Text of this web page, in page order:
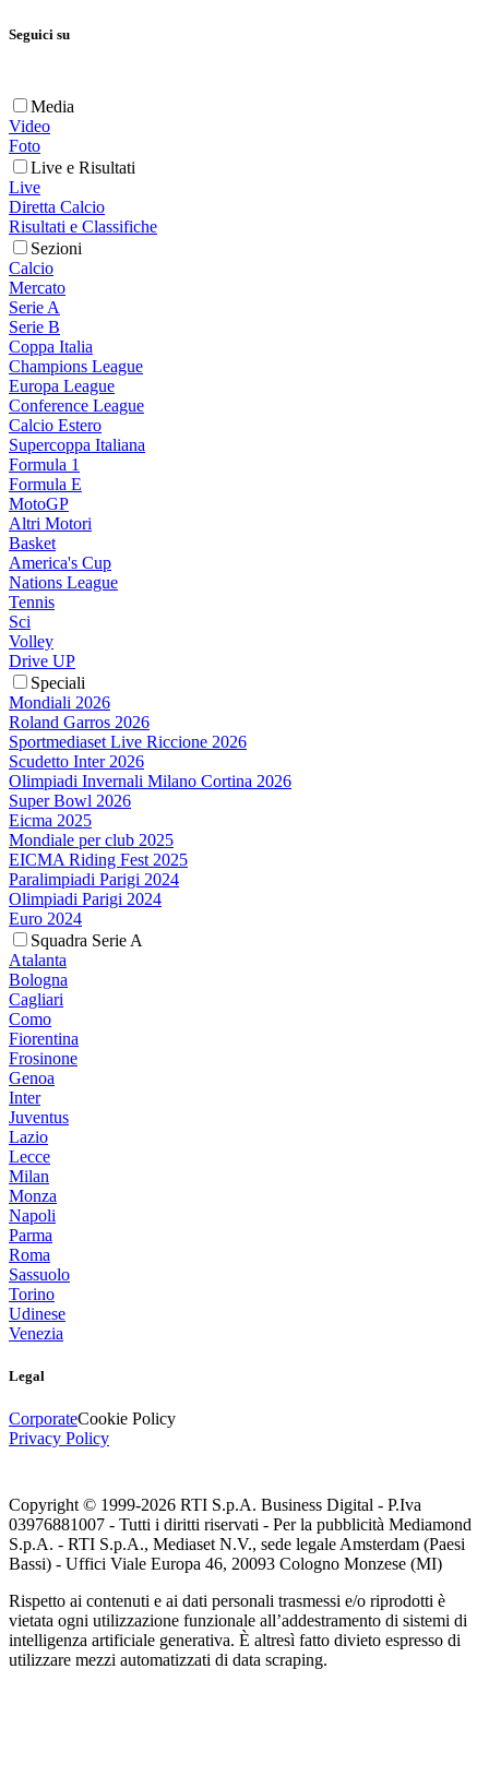
Seguici su
Media
Video
Foto
Live e Risultati
Live
Diretta Calcio
Risultati e Classifiche
Sezioni
Calcio
Mercato
Serie A
Serie B
Coppa Italia
Champions League
Europa League
Conference League
Calcio Estero
Supercoppa Italiana
Formula 1
Formula E
MotoGP
Altri Motori
Basket
America's Cup
Nations League
Tennis
Sci
Volley
Drive UP
Speciali
Mondiali 2026
Roland Garros 2026
Sportmediaset Live Riccione 2026
Scudetto Inter 2026
Olimpiadi Invernali Milano Cortina 2026
Super Bowl 2026
Eicma 2025
Mondiale per club 2025
EICMA Riding Fest 2025
Paralimpiadi Parigi 2024
Olimpiadi Parigi 2024
Euro 2024
Squadra Serie A
Atalanta
Bologna
Cagliari
Como
Fiorentina
Frosinone
Genoa
Inter
Juventus
Lazio
Lecce
Milan
Monza
Napoli
Parma
Roma
Sassuolo
Torino
Udinese
Venezia
Legal
CorporateCookie Policy
Privacy Policy
Copyright © 1999-2026 RTI S.p.A. Business Digital - P.Iva
03976881007 - Tutti i diritti riservati - Per la pubblicità Mediamond
S.p.A. - RTI S.p.A., Mediaset N.V., sede legale Amsterdam (Paesi
Bassi) - Uffici Viale Europa 46, 20093 Cologno Monzese (MI)
Rispetto ai contenuti e ai dati personali trasmessi e/o riprodotti è
vietata ogni utilizzazione funzionale all’addestramento di sistemi di
intelligenza artificiale generativa. È altresì fatto divieto espresso di
utilizzare mezzi automatizzati di data scraping.